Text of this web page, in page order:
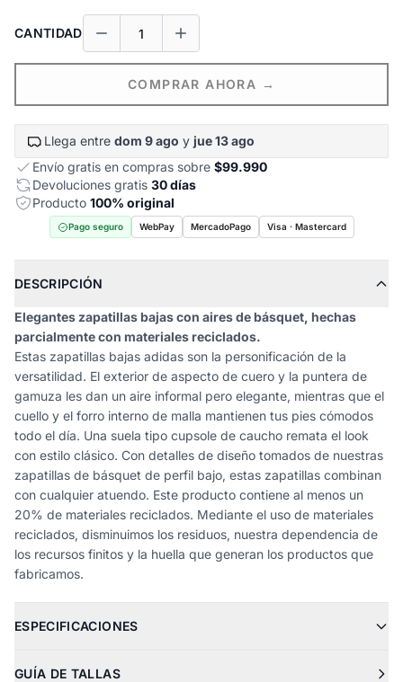
CANTIDAD
COMPRAR AHORA →
Llega entre dom 9 ago y jue 13 ago
Envío gratis en compras sobre $99.990
Devoluciones gratis 30 días
Producto 100% original
Pago seguro WebPay MercadoPago Visa · Mastercard
DESCRIPCIÓN
Elegantes zapatillas bajas con aires de básquet, hechas
parcialmente con materiales reciclados.
Estas zapatillas bajas adidas son la personificación de la
versatilidad. El exterior de aspecto de cuero y la puntera de
gamuza les dan un aire informal pero elegante, mientras que el
cuello y el forro interno de malla mantienen tus pies cómodos
todo el día. Una suela tipo cupsole de caucho remata el look
con estilo clásico. Con detalles de diseño tomados de nuestras
zapatillas de básquet de perfil bajo, estas zapatillas combinan
con cualquier atuendo. Este producto contiene al menos un
20% de materiales reciclados. Mediante el uso de materiales
reciclados, disminuimos los residuos, nuestra dependencia de
los recursos finitos y la huella que generan los productos que
fabricamos.
ESPECIFICACIONES
GUÍA DE TALLAS